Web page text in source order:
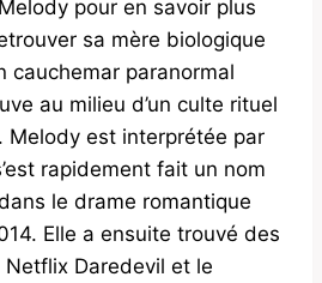
pour en savoir plus
sa mère biologique
cauchemar paranormal
au milieu d’un culte rituel
Melody est interprétée par
rapidement fait un nom
le drame romantique
Elle a ensuite trouvé des
Daredevil et le